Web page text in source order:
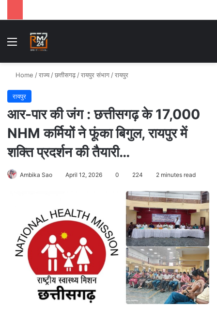
Menu
Home /राज्य /छत्तीसगढ़ /रायपुर संभाग /रायपुर
रायपुर
आर-पार की जंग : छत्तीसगढ़ के 17,000
NHM कर्मियों ने फूंका बिगुल, रायपुर में
शक्ति प्रदर्शन की तैयारी…
Ambika Sao April 12, 2026 0 224 2 minutes read